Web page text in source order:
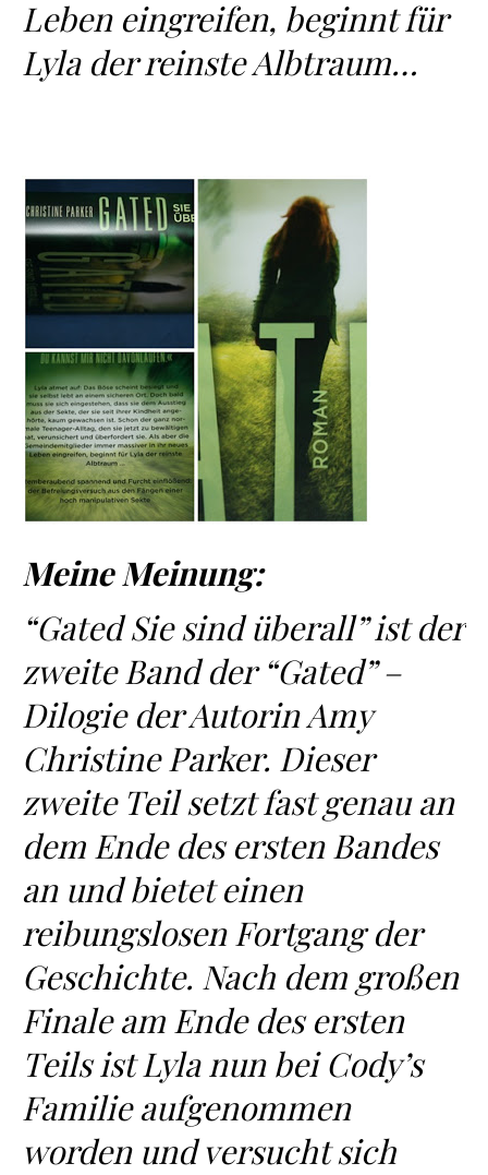
Leben eingreifen, beginnt für
Lyla der reinste Albtraum…
Meine Meinung:
“Gated Sie sind überall” ist der
zweite Band der “Gated” –
Dilogie der Autorin Amy
Christine Parker. Dieser
zweite Teil setzt fast genau an
dem Ende des ersten Bandes
an und bietet einen
reibungslosen Fortgang der
Geschichte. Nach dem großen
Finale am Ende des ersten
Teils ist Lyla nun bei Cody’s
Familie aufgenommen
worden und versucht sich